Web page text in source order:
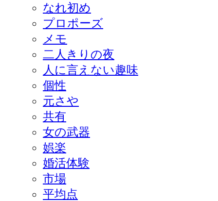
なれ初め
プロポーズ
メモ
二人きりの夜
人に言えない趣味
個性
元さや
共有
女の武器
娯楽
婚活体験
市場
平均点